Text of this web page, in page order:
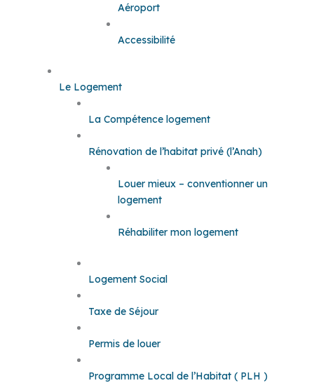
Aéroport
Accessibilité
Le Logement
La Compétence logement
Rénovation de l’habitat privé (l’Anah)
Louer mieux – conventionner un
logement
Réhabiliter mon logement
Logement Social
Taxe de Séjour
Permis de louer
Programme Local de l’Habitat ( PLH )